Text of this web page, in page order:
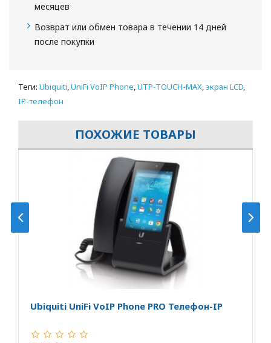
месяцев
Возврат или обмен товара в течении 14 дней
после покупки
Теги: Ubiquiti,UniFi VoIP Phone,UTP-TOUCH-MAX,экран LCD,
IP-телефон
ПОХОЖИЕ ТОВАРЫ
Ubiquiti UniFi VoIP Phone PRO Телефон-IP